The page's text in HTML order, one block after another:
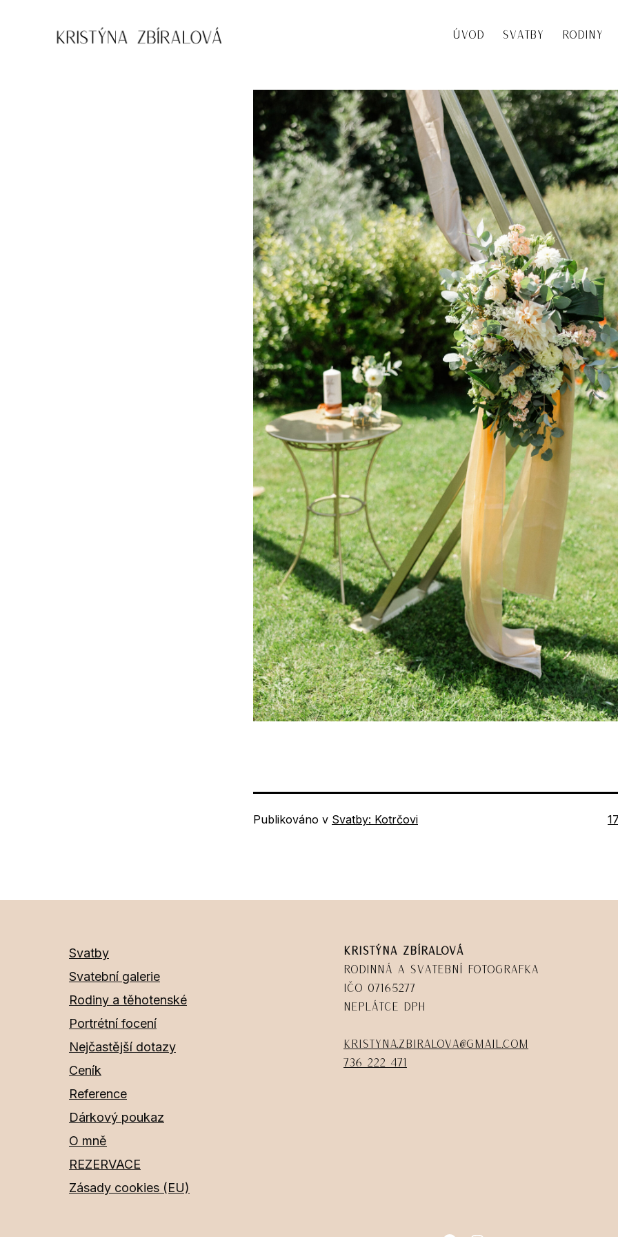
ÚVOD SVATBY RODINY
Publikováno v Svatby: Kotrčovi
Svatby
Svatební galerie
Rodiny a těhotenské
Portrétní focení
Nejčastější dotazy
Ceník
Reference
Dárkový poukaz
O mně
REZERVACE
Zásady cookies (EU)
Kristýna Zbíralová
Rodinná a svatební fotografka
IČO 07165277
Neplátce DPH
kristyna.zbiralova@gmail.com
736 222 471